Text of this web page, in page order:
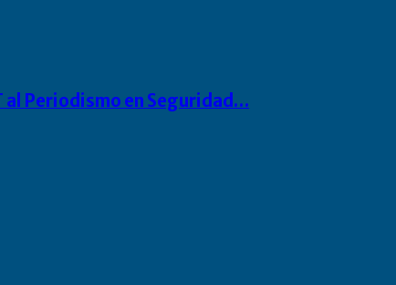
al Periodismo en Seguridad…